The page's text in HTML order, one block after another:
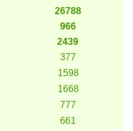
26788
966
2439
377
1598
1668
777
661